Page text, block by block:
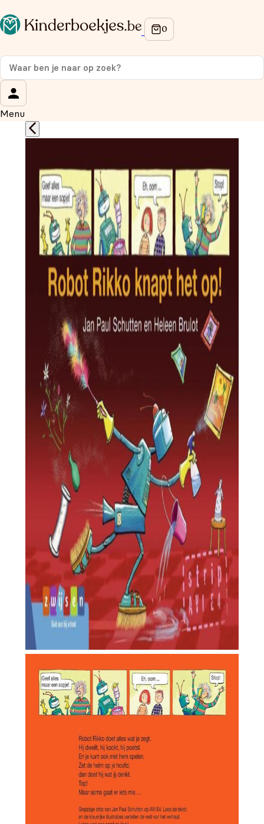
Menu
Op de hoogte blijven van onze acties?
Meld je aan voor onze nieuwsbrief en ontvang
korting
Wat is je voornaam?
Wat is je e-mailadres?*
Aanmelden
We gebruiken je gegevens om contact op te nemen, in
overeenstemming met onsprivacybeleid.